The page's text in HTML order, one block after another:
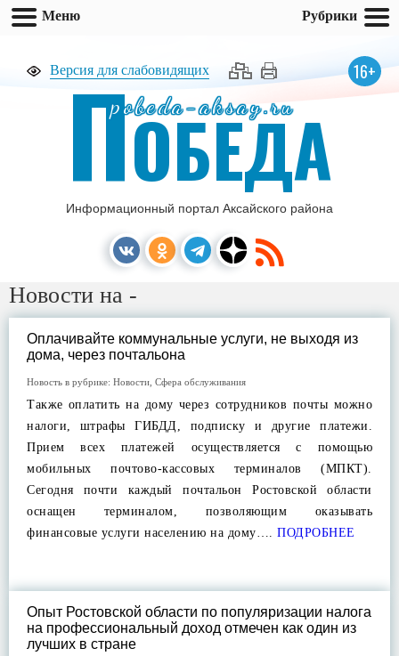
Версия для слабовидящих 16+
pobeda-aksay.ru
ПОБЕДА
Информационный портал Аксайского района
Новости на -
Оплачивайте коммунальные услуги, не выходя из
дома, через почтальона
Новость в рубрике: Новости Сфера обслуживания
Также оплатить на дому через сотрудников почты можно
налоги, штрафы ГИБДД, подписку и другие платежи.
Прием всех платежей осуществляется с помощью
мобильных почтово-кассовых терминалов (МПКТ).
Сегодня почти каждый почтальон Ростовской области
оснащен терминалом, позволяющим оказывать
финансовые услуги населению на дому…. ПОДРОБНЕЕ
Опыт Ростовской области по популяризации налога
на профессиональный доход отмечен как один из
лучших в стране
Меню Рубрики